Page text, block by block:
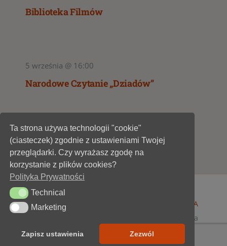
Biblioteka Filmów
5 września @ 16:00
Narodowe Czytanie „Dziadów”
1
© 1947 - 2026 •
Miejska Biblioteka Publiczna im. A
• wszelkie prawa
zastrzeżone • projekt i realizacjaSOKÓŁ-IT
Ta strona używa technologii "cookie"
(ciasteczek) zgodnie z ustawieniami Twojej
przeglądarki. Czy wyrażasz zgodę na
korzystanie z plików cookies?
Polityka Prywatności
TechnicalTechnical
MarketingMarketing
Zapisz ustawienia Zezwól